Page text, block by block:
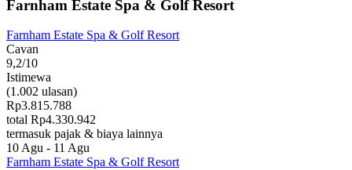
Farnham Estate Spa & Golf Resort
Farnham Estate Spa & Golf Resort
Cavan
9,2/10
Istimewa
(1.002 ulasan)
Rp3.815.788
total Rp4.330.942
termasuk pajak & biaya lainnya
10 Agu - 11 Agu
Farnham Estate Spa & Golf Resort